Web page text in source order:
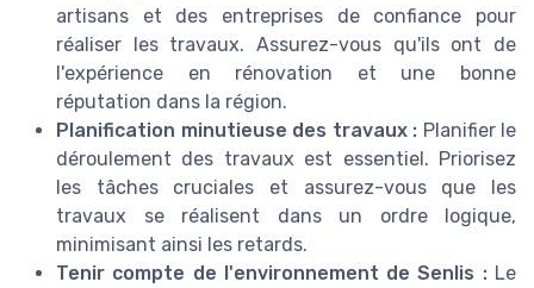
artisans et des entreprises de confiance pour
réaliser les travaux. Assurez-vous qu'ils ont de
l'expérience en rénovation et une bonne
réputation dans la région.
Planification minutieuse des travaux : Planifier le
déroulement des travaux est essentiel. Priorisez
les tâches cruciales et assurez-vous que les
travaux se réalisent dans un ordre logique,
minimisant ainsi les retards.
Tenir compte de l'environnement de Senlis :Le